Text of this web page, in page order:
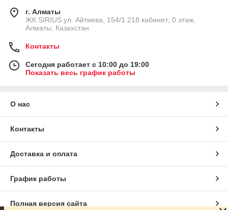
г. Алматы
​ЖК SIRIUS​ ул. Айтиева, 154/1​ 218 кабинет; 0 этаж,
Алматы, Казахстан
Контакты
Сегодня работает с 10:00 до 19:00
Показать весь график работы
О нас
Контакты
Доставка и оплата
График работы
Полная версия сайта